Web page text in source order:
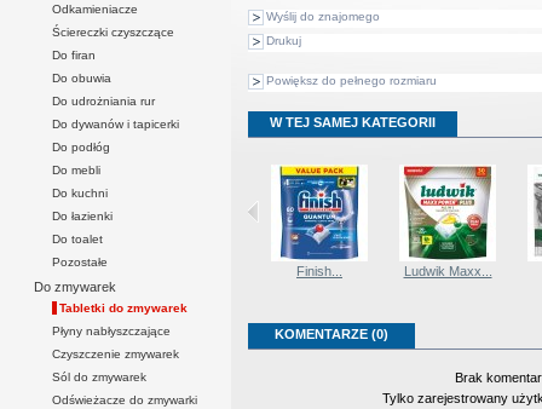
Odkamieniacze
Ściereczki czyszczące
Do firan
Do obuwia
Do udrożniania rur
Do dywanów i tapicerki
Do podłóg
Do mebli
Do kuchni
Do łazienki
Do toalet
Pozostałe
Do zmywarek
Tabletki do zmywarek
Płyny nabłyszczające
Czyszczenie zmywarek
Sól do zmywarek
Odświeżacze do zmywarki
Wyślij do znajomego
Drukuj
Powiększ do pełnego rozmiaru
W TEJ SAMEJ KATEGORII
Finish... Ludwik Maxx...
KOMENTARZE (0)
Brak
Tylko zarejestrowany